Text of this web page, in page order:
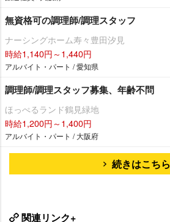
無資格可の調理師/調理スタッフ
ナーシングホーム寿々豊田汐見
時給1,140円～1,440円
アルバイト・パート / 愛知県
調理師/調理スタッフ募集、年齢不問
ほっぺるランド鶴見緑地
時給1,200円～1,400円
アルバイト・パート / 大阪府
続きはこちら
関連リンク+